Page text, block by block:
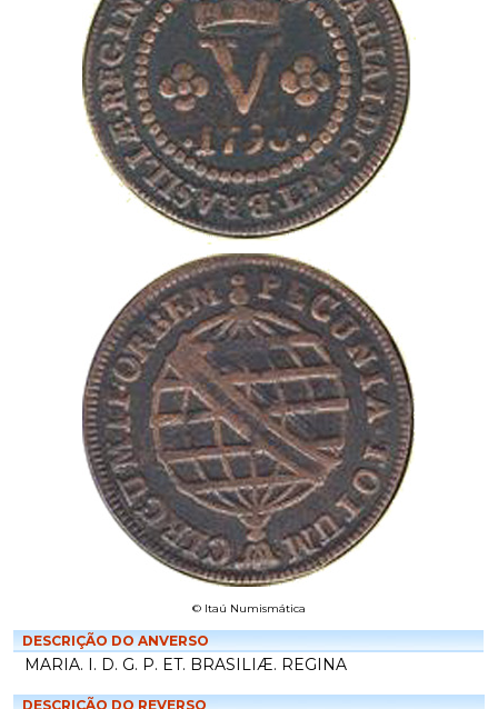
© Itaú Numismática
DESCRIÇÃO DO ANVERSO
MARIA. I. D. G. P. ET. BRASILIÆ. REGINA
DESCRIÇÃO DO REVERSO